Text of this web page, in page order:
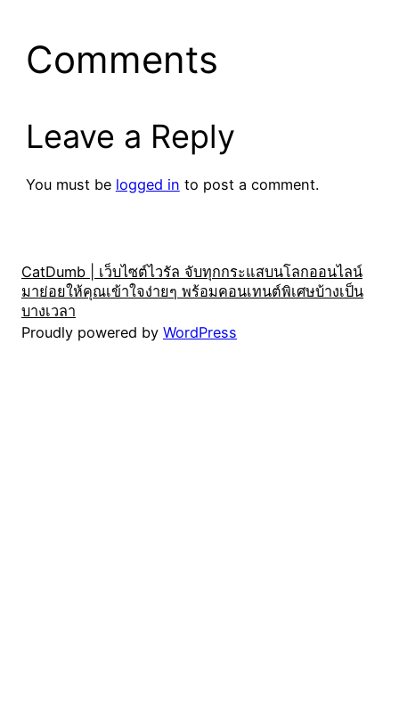
Comments
Leave a Reply
You must be logged in to post a comment.
CatDumb | เว็บไซต์ไวรัล จับทุกกระแสบนโลกออนไลน์
มาย่อยให้คุณเข้าใจง่ายๆ พร้อมคอนเทนต์พิเศษบ้างเป็น
บางเวลา
Proudly powered by WordPress